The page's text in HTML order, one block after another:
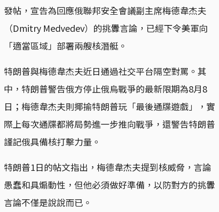
發帖，宣告為回應俄聯邦安全會議副主席梅德韋杰夫
（Dmitry Medvedev）的挑釁言論，已經下令美軍向
「適當區域」部署兩艘核潛艇。
特朗普與梅德韋杰夫近日通過社交平台隔空對罵。其
中，特朗普警告俄方停止俄烏戰爭的最新限期為8月8
日；梅德韋杰夫則揶揄特朗普玩「最後通牒遊戲」，實
際上每次通牒都將局勢進一步推向戰爭，還警告特朗普
謹記俄具備核打擊力量。
特朗普1日的帖文指出，梅德韋杰夫提到核威脅，言論
愚蠢和具煽動性，但他必須做好準備，以防對方的挑釁
言論不僅是說說而已。